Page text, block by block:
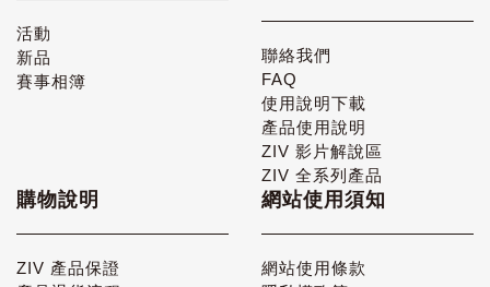
活動
新品
賽事相簿
聯絡我們
FAQ
使用說明下載
產品使用說明
ZIV 影片解說區
ZIV 全系列產品
購物說明
ZIV 產品保證
網站使用須知
網站使用條款